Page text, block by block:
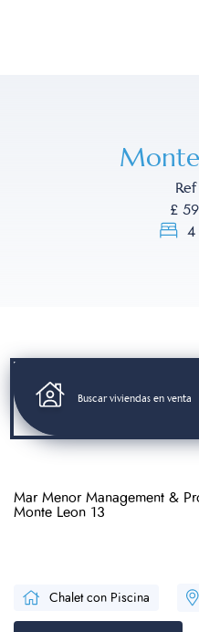
Monte
£
4
Buscar viviendas en venta
Mar Menor Management &
Monte Leon 13
Chalet con Piscina